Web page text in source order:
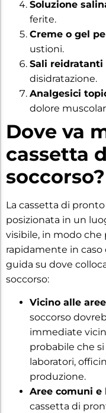
Soluzione
ferite.
Creme o gel
ustioni.
Sali reidratanti
disidratazione.
Analgesici
dolore
Dove va
cassetta
soccorso?
La cassetta di
posizionata in un
visibile, in modo che
rapidamente in caso
guida su dove
soccorso:
Vicino alle
soccorso
immediate
probabile che
laboratori,
produzione.
Aree comuni
cassetta di